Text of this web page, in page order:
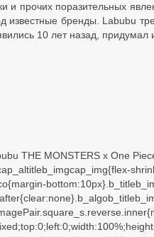
и прочих поразительных
известные бренды. Labubu
10 лет назад,
img{border-radius:6px}.b_hList img{display:block}.b_imagePairinner img{display:block;border-radius:6px}.b_algovtv2 img{border-radius:0}.b_hListcico{margin-bottom:10px}.b_titleb_imagePair.inner,.b_vListli.b_imagePair.inner,.b_hListb_imagePair.inner,.b_vPaneldiv.b_imagePair.inner,.b_gridListb_imagePair.inner,.b_captionb_imagePair.inner,.b_imagePair.inner.b_footnote,.b_poleContentb_imagePair.inner{padding-bottom:0}.b_imagePair.inner{padding-bottom:10px;float:left}.b_imagePair.reverse.inner{float:right}.b_imagePairb_imagePair:last-child:after{clear:none}.b_algob_titleb_imagePair{display:block}.b_imagePair.b_cTxtWithImg{vertical-align:middle;display:inline-